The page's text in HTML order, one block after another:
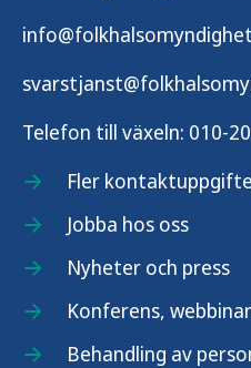
Telefon till växeln: 010-
Fler
Jobba hos oss
Nyheter och press
Konferens,
Behandling av